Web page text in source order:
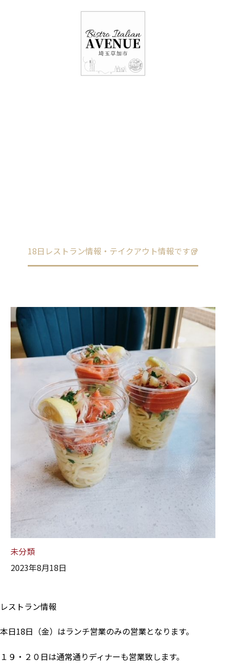
18日レストラン情報・テイクアウト情報です🥡
未分類
2023年8月18日
レストラン情報
本日18日（金）はランチ営業のみの営業となります。
１９・２０日は通常通りディナーも営業致します。